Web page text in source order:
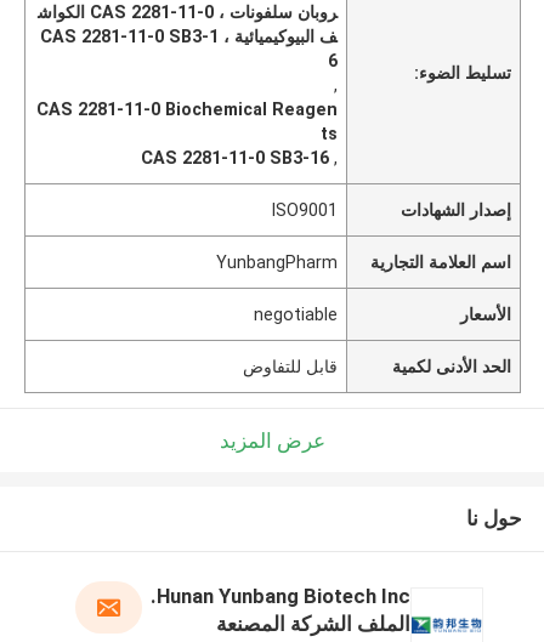
تسليط الضوء:
روبان سلفونات ، CAS 2281-11-0 الكواش
ف البيوكيميائية ، CAS 2281-11-0 SB3-1
6
,
CAS 2281-11-0 Biochemical Reagen
ts
,
CAS 2281-11-0 SB3-16
إصدار الشهادات ISO9001
اسم العلامة التجارية YunbangPharm
الأسعار negotiable
الحد الأدنى لكمية قابل للتفاوض
عرض المزيد
حول نا
Hunan Yunbang Biotech Inc.
الملف الشركة المصنعة